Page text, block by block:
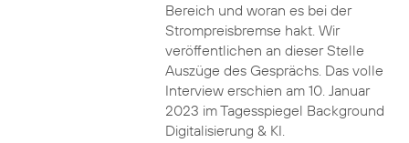
Bereich und woran es bei der
Strompreisbremse hakt. Wir
veröffentlichen an dieser Stelle
Auszüge des Gesprächs. Das volle
Interview erschien am 10. Januar
2023 im Tagesspiegel Background
Digitalisierung & KI.